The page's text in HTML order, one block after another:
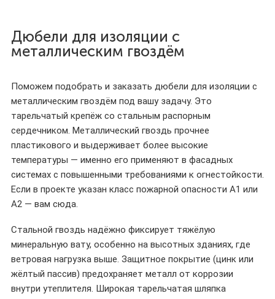
Дюбели для изоляции с
металлическим гвоздём
Поможем подобрать и заказать дюбели для изоляции с
металлическим гвоздём под вашу задачу. Это
тарельчатый крепёж со стальным распорным
сердечником. Металлический гвоздь прочнее
пластикового и выдерживает более высокие
температуры — именно его применяют в фасадных
системах с повышенными требованиями к огнестойкости.
Если в проекте указан класс пожарной опасности А1 или
А2 — вам сюда.
Стальной гвоздь надёжно фиксирует тяжёлую
минеральную вату, особенно на высотных зданиях, где
ветровая нагрузка выше. Защитное покрытие (цинк или
жёлтый пассив) предохраняет металл от коррозии
внутри утеплителя. Широкая тарельчатая шляпка